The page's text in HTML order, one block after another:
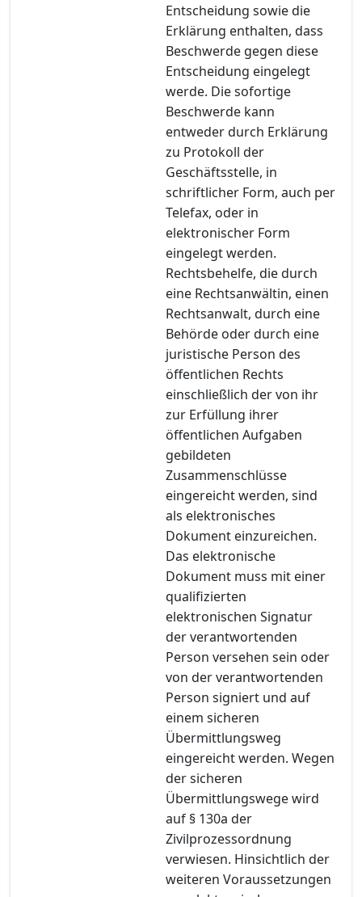
Entscheidung sowie die
Erklärung enthalten, dass
Beschwerde gegen diese
Entscheidung eingelegt
werde. Die sofortige
Beschwerde kann
entweder durch Erklärung
zu Protokoll der
Geschäftsstelle, in
schriftlicher Form, auch per
Telefax, oder in
elektronischer Form
eingelegt werden.
Rechtsbehelfe, die durch
eine Rechtsanwältin, einen
Rechtsanwalt, durch eine
Behörde oder durch eine
juristische Person des
öffentlichen Rechts
einschließlich der von ihr
zur Erfüllung ihrer
öffentlichen Aufgaben
gebildeten
Zusammenschlüsse
eingereicht werden, sind
als elektronisches
Dokument einzureichen.
Das elektronische
Dokument muss mit einer
qualifizierten
elektronischen Signatur
der verantwortenden
Person versehen sein oder
von der verantwortenden
Person signiert und auf
einem sicheren
Übermittlungsweg
eingereicht werden. Wegen
der sicheren
Übermittlungswege wird
auf § 130a der
Zivilprozessordnung
verwiesen. Hinsichtlich der
weiteren Voraussetzungen